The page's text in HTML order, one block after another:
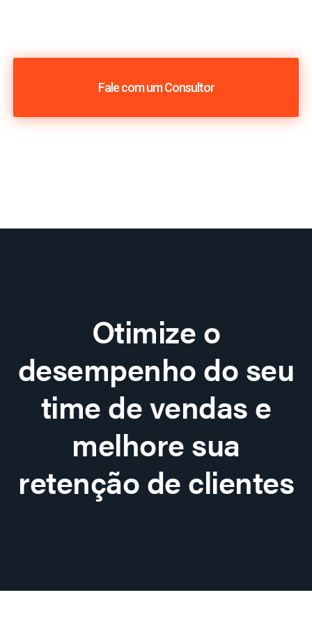
Fale com um Consultor
Otimize o
desempenho do seu
time de vendas e
melhore sua
retenção de clientes